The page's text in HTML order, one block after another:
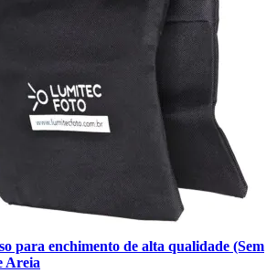
para enchimento de alta qualidade (Sem
Areia